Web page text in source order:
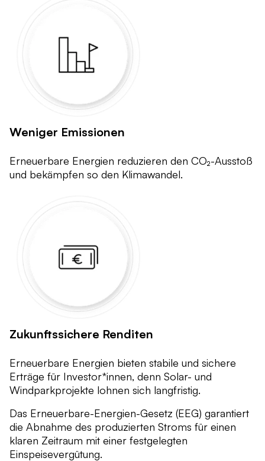
Weniger Emissionen
Erneuerbare Energien reduzieren den CO₂-Ausstoß
und bekämpfen so den Klimawandel.
Zukunftssichere Renditen
Erneuerbare Energien bieten stabile und sichere
Erträge für Investor*innen, denn Solar- und
Windparkprojekte lohnen sich langfristig.
Das Erneuerbare-Energien-Gesetz (EEG) garantiert
die Abnahme des produzierten Stroms für einen
klaren Zeitraum mit einer festgelegten
Einspeisevergütung.